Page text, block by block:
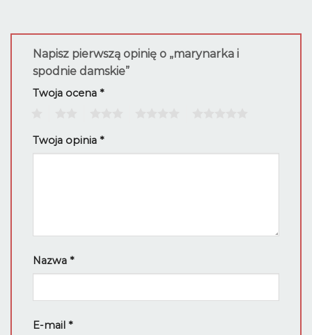
Napisz pierwszą opinię o „marynarka i
spodnie damskie”
Twoja ocena *
Twoja opinia *
Nazwa *
E-mail *